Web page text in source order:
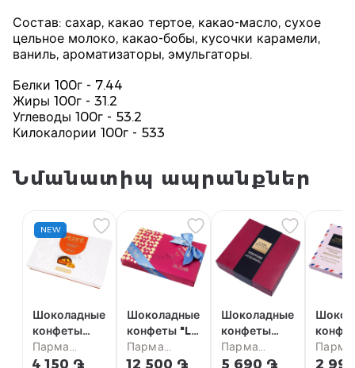
Состав: сахар, какао тертое, какао-масло, сухое
цельное молоко, какао-бобы, кусочки карамели,
ваниль, ароматизаторы, эмульгаторы.
Белки 100г - 7.44
Жиры 100г - 31.2
Углеводы 100г - 53.2
Килокалории 100г - 533
Նմանատիպ ապրանքներ
NEW
Шоколадные
конфеты
"Perfe"
темные,
Парма
супермаркет
4 150 ֏
Шоколадные
конфеты "La
Perla"
коллекция
Парма
супермаркет
12 500 ֏
Шоколадные
конфеты
"Марк
Севуни"
Парма
супермаркет
5 690 ֏
"Марк
Севуни
Парма
2